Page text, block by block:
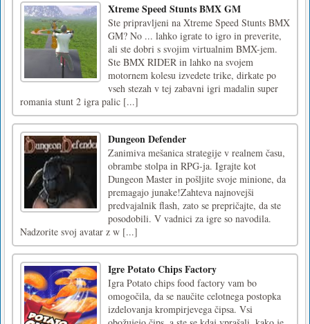
Xtreme Speed Stunts BMX GM
Ste pripravljeni na Xtreme Speed Stunts BMX
GM? No ... lahko igrate to igro in preverite,
ali ste dobri s svojim virtualnim BMX-jem.
Ste BMX RIDER in lahko na svojem
motornem kolesu izvedete trike, dirkate po
vseh stezah v tej zabavni igri madalin super
romania stunt 2 igra palic [...]
Dungeon Defender
Zanimiva mešanica strategije v realnem času,
obrambe stolpa in RPG-ja. Igrajte kot
Dungeon Master in pošljite svoje minione, da
premagajo junake!Zahteva najnovejši
predvajalnik flash, zato se prepričajte, da ste
posodobili. V vadnici za igre so navodila.
Nadzorite svoj avatar z w [...]
Igre Potato Chips Factory
Igra Potato chips food factory vam bo
omogočila, da se naučite celotnega postopka
izdelovanja krompirjevega čipsa. Vsi